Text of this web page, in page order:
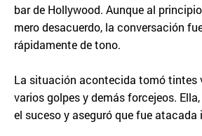
bar de Hollywood. Aunque al
mero desacuerdo, la conversación
rápidamente de tono.
La situación acontecida tomó tintes
varios golpes y demás forcejeos.
el suceso y aseguró que fue